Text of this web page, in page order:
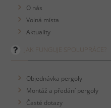
O nás
Volná místa
Aktuality
JAK FUNGUJE SPOLUPRÁCE?
Objednávka pergoly
Montáž a předání pergoly
Časté dotazy